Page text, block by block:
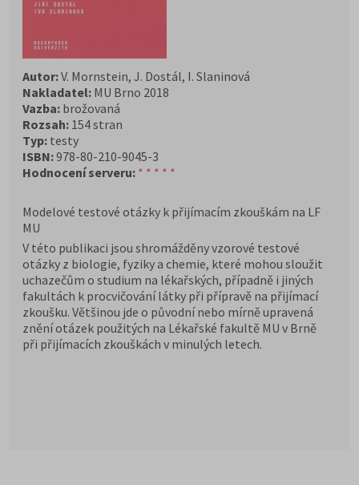
Autor:V. Mornstein, J. Dostál, I. Slaninová
Nakladatel: MU Brno 2018
Vazba: brožovaná
Rozsah: 154 stran
Typ: testy
ISBN:978-80-210-9045-3
Hodnocení serveru: * * * * *
Modelové testové otázky k přijímacím zkouškám na LF
MU
V této publikaci jsou shromážděny vzorové testové
otázky z biologie, fyziky a chemie, které mohou sloužit
uchazečům o studium na lékařských, případně i jiných
fakultách k procvičování látky při přípravě na přijímací
zkoušku. Většinou jde o původní nebo mírně upravená
znění otázek použitých na Lékařské fakultě MU v Brně
při přijímacích zkouškách v minulých letech.